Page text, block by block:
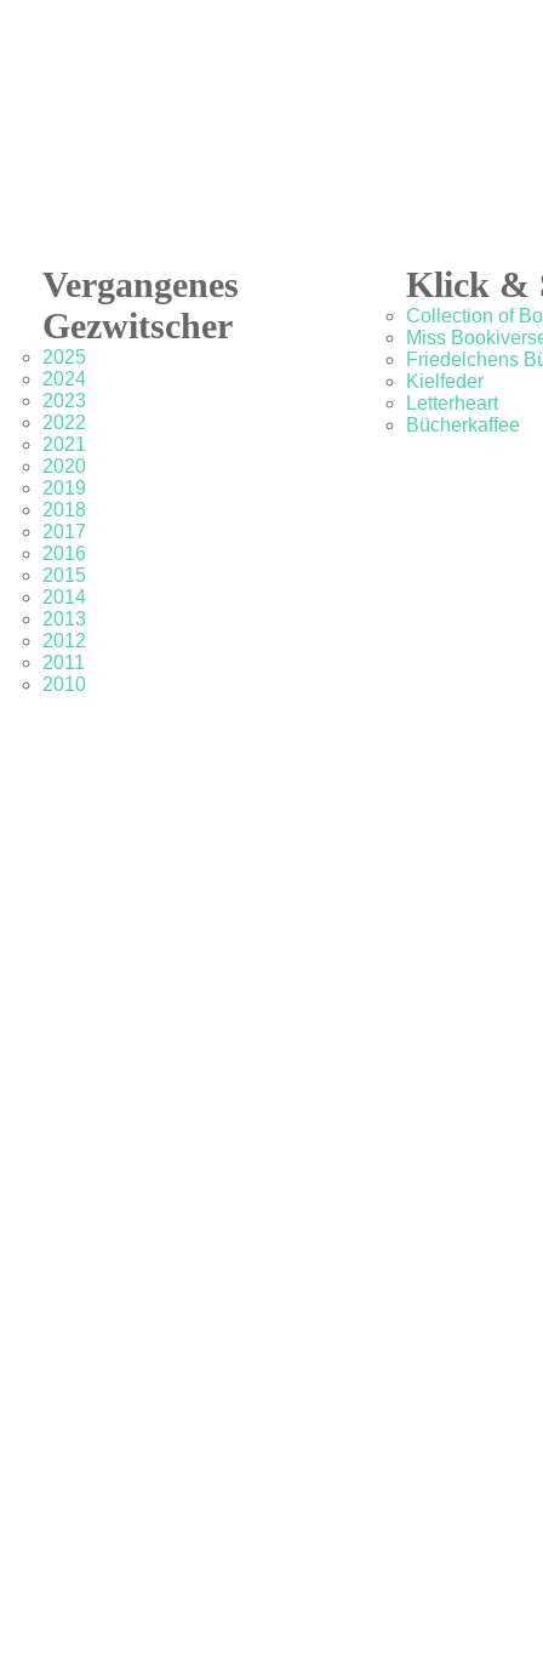
Vergangenes
Gezwitscher
2025
2024
2023
2022
2021
2020
2019
2018
2017
2016
2015
2014
2013
2012
2011
2010
Klick &
Collection of
Miss
Friedelchens
Kielfeder
Letterheart
Bücherkaffee